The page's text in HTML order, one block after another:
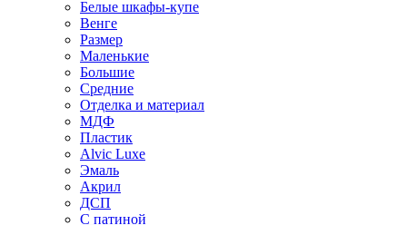
Белые шкафы-купе
Венге
Размер
Маленькие
Большие
Средние
Отделка и материал
МДФ
Пластик
Alvic Luxe
Эмаль
Акрил
ДСП
С патиной